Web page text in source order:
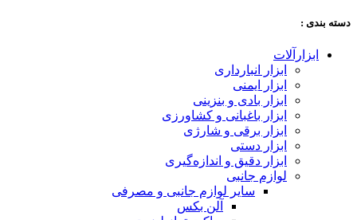
دسته‌ بندی :
ابزارآلات
ابزار انبارداری
ابزار ایمنی
ابزار بادی و بنزینی
ابزار باغبانی و کشاورزی
ابزار برقی و شارژی
ابزار دستی
ابزار دقیق و اندازه‌گیری
لوازم جانبی
سایر لوازم جانبی و مصرفی
آلن بکس